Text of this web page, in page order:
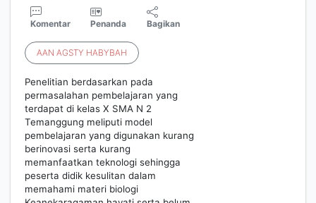
Komentar Penanda Bagikan
AAN AGSTY HABYBAH
Penelitian berdasarkan pada
permasalahan pembelajaran yang
terdapat di kelas X SMA N 2
Temanggung meliputi model
pembelajaran yang digunakan kurang
berinovasi serta kurang
memanfaatkan teknologi sehingga
peserta didik kesulitan dalam
memahami materi biologi